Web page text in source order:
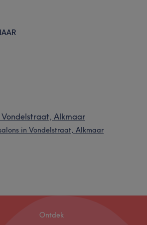
Alkmaar
in Vondelstraat, Alkmaar
Ontdek